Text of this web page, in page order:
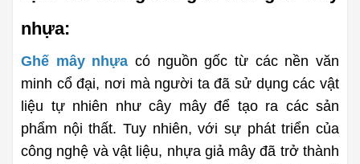
nhựa:
Ghế mây nhựa có nguồn gốc từ các nền văn
minh cổ đại, nơi mà người ta đã sử dụng các vật
liệu tự nhiên như cây mây để tạo ra các sản
phẩm nội thất. Tuy nhiên, với sự phát triển của
công nghệ và vật liệu, nhựa giả mây đã trở thành